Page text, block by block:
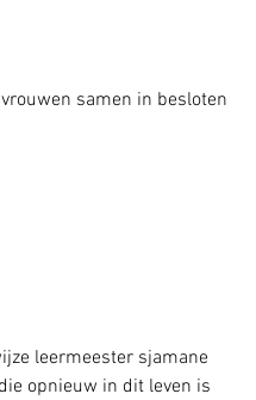
samen in besloten
leermeester sjamane
opnieuw in dit leven is